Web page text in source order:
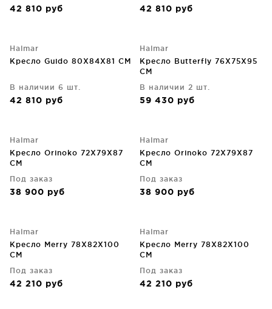
42 810 руб 42 810 руб
Halmar
Кресло Guido 80X84X81 CM
В наличии 6 шт.
42 810 руб
Halmar
Кресло Butterfly 76X75X95
CM
В наличии 2 шт.
59 430 руб
Halmar
Кресло Orinoko 72X79X87
CM
Под заказ
38 900 руб
Halmar
Кресло Orinoko 72X79X87
CM
Под заказ
38 900 руб
Halmar
Кресло Merry 78X82X100
CM
Под заказ
42 210 руб
Halmar
Кресло Merry 78X82X100
CM
Под заказ
42 210 руб